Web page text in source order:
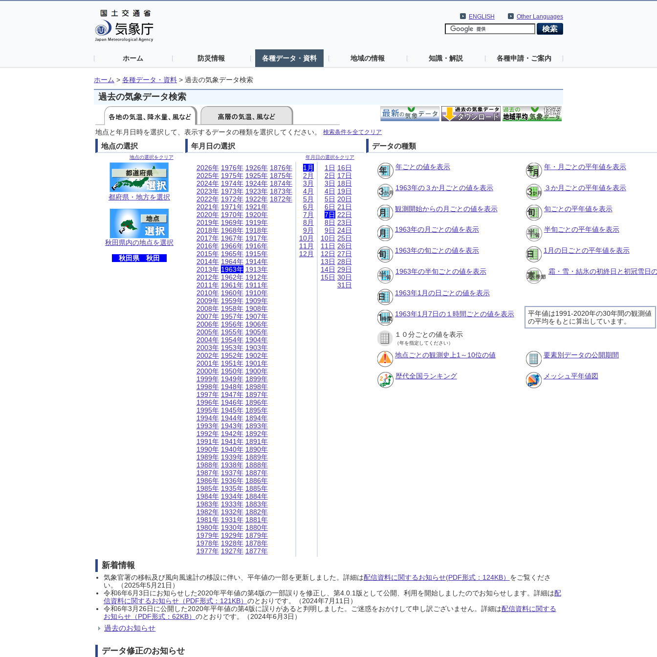
Other Languages
ENGLISH
ホーム 防災情報 各種データ・資料 地域の情報 知識・解説 各種申請・ご案内
ホーム > 各種データ・資料 > 過去の気象データ検索
過去の気象データ検索
地点と年月日時を選択して、表示するデータの種類を選択してください。 検索条件を全てクリア
地点の選択
地点の選択をクリア
都府県・地方を選択
秋田県内の地点を選択
秋田県 秋田
年月日の選択
年月日の選択をクリア
2026年
2025年
2024年
2023年
2022年
2021年
2020年
2019年
2018年
2017年
2016年
2015年
2014年
2013年
2012年
2011年
2010年
2009年
2008年
2007年
2006年
2005年
2004年
2003年
2002年
2001年
2000年
1999年
1998年
1997年
1996年
1995年
1994年
1993年
1992年
1991年
1990年
1989年
1988年
1987年
1986年
1985年
1984年
1983年
1982年
1981年
1980年
1979年
1978年
1977年
1976年
1975年
1974年
1973年
1972年
1971年
1970年
1969年
1968年
1967年
1966年
1965年
1964年
1963年
1962年
1961年
1960年
1959年
1958年
1957年
1956年
1955年
1954年
1953年
1952年
1951年
1950年
1949年
1948年
1947年
1946年
1945年
1944年
1943年
1942年
1941年
1940年
1939年
1938年
1937年
1936年
1935年
1934年
1933年
1932年
1931年
1930年
1929年
1928年
1927年
1926年
1925年
1924年
1923年
1922年
1921年
1920年
1919年
1918年
1917年
1916年
1915年
1914年
1913年
1912年
1911年
1910年
1909年
1908年
1907年
1906年
1905年
1904年
1903年
1902年
1901年
1900年
1899年
1898年
1897年
1896年
1895年
1894年
1893年
1892年
1891年
1890年
1889年
1888年
1887年
1886年
1885年
1884年
1883年
1882年
1881年
1880年
1879年
1878年
1877年
1876年
1875年
1874年
1873年
1872年
1月
2月
3月
4月
5月
6月
7月
8月
9月
10月
11月
12月
1日
2日
3日
4日
5日
6日
7日
8日
9日
10日
11日
12日
13日
14日
15日
16日
17日
18日
19日
20日
21日
22日
23日
24日
25日
26日
27日
28日
29日
30日
31日
データの種類
年ごとの値を表示 年・月ごとの平年値を表示
1963年の３か月ごとの値を表示 ３か月ごとの平年値を表示
観測開始からの月ごとの値を表示 旬ごとの平年値を表示
1963年の月ごとの値を表示 半旬ごとの平年値を表示
1963年の旬ごとの値を表示 1月の日ごとの平年値を表示
1963年の半旬ごとの値を表示 霜・雪・結氷の初終日と初冠雪日
1963年1月の日ごとの値を表示
平年値は1991-2020年の30年間の観測値
の平均をもとに算出しています。
1963年1月7日の１時間ごとの値を表示
１０分ごとの値を表示
（年を指定してください）
地点ごとの観測史上1～10位の値 要素別データの公開期間
歴代全国ランキング メッシュ平年値図
新着情報
気象官署の移転及び風向風速計の移設に伴い、平年値の一部を更新しました。詳細は配信資料に関するお知らせ(PDF形式：124KB） をご覧くださ
い。（2025年5月21日）
令和6年6月3日にお知らせした2020年平年値の第4版の一部誤りを修正し、第4.0.1版として公開、利用を開始しましたのでお知らせします。詳細は配
信資料に関するお知らせ（PDF形式：121KB） のとおりです。（2024年7月11日）
令和6年3月26日に公開した2020年平年値の第4版に誤りがあると判明しました。ご迷惑をおかけして申し訳ございません。詳細は配信資料に関する
お知らせ（PDF形式：62KB） のとおりです。（2024年6月3日）
過去のお知らせ
データ修正のお知らせ